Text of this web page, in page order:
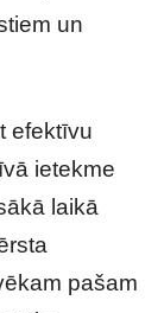
un
efektīvu
ietekme
laikā
pašam